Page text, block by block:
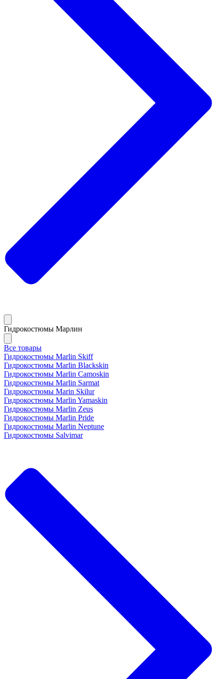
Гидрокостюмы Марлин
Все товары
Гидрокостюмы Marlin Skiff
Гидрокостюмы Marlin Blackskin
Гидрокостюмы Marlin Camoskin
Гидрокостюмы Marlin Sarmat
Гидрокостюмы Marin Skilur
Гидрокостюмы Marlin Yamaskin
Гидрокостюмы Marlin Zeus
Гидрокостюмы Marlin Pride
Гидрокостюмы Marlin Neptune
Гидрокостюмы Salvimar